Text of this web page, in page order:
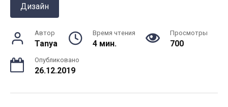
Дизайн
Автор
Tanya
Время чтения
4 мин.
Просмотры
700
Опубликовано
26.12.2019